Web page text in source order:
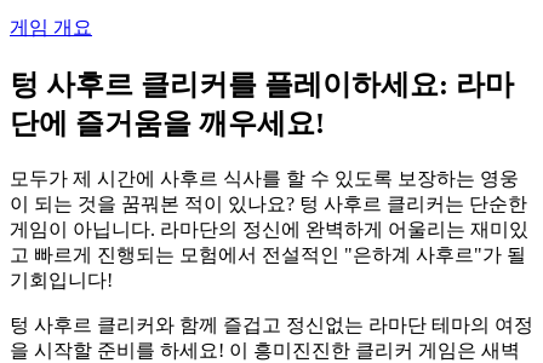
게임 개요
텅 사후르 클리커를 플레이하세요: 라마
단에 즐거움을 깨우세요!
모두가 제 시간에 사후르 식사를 할 수 있도록 보장하는 영웅
이 되는 것을 꿈꿔본 적이 있나요? 텅 사후르 클리커는 단순한
게임이 아닙니다. 라마단의 정신에 완벽하게 어울리는 재미있
고 빠르게 진행되는 모험에서 전설적인 "은하계 사후르"가 될
기회입니다!
텅 사후르 클리커와 함께 즐겁고 정신없는 라마단 테마의 여정
을 시작할 준비를 하세요! 이 흥미진진한 클리커 게임은 새벽